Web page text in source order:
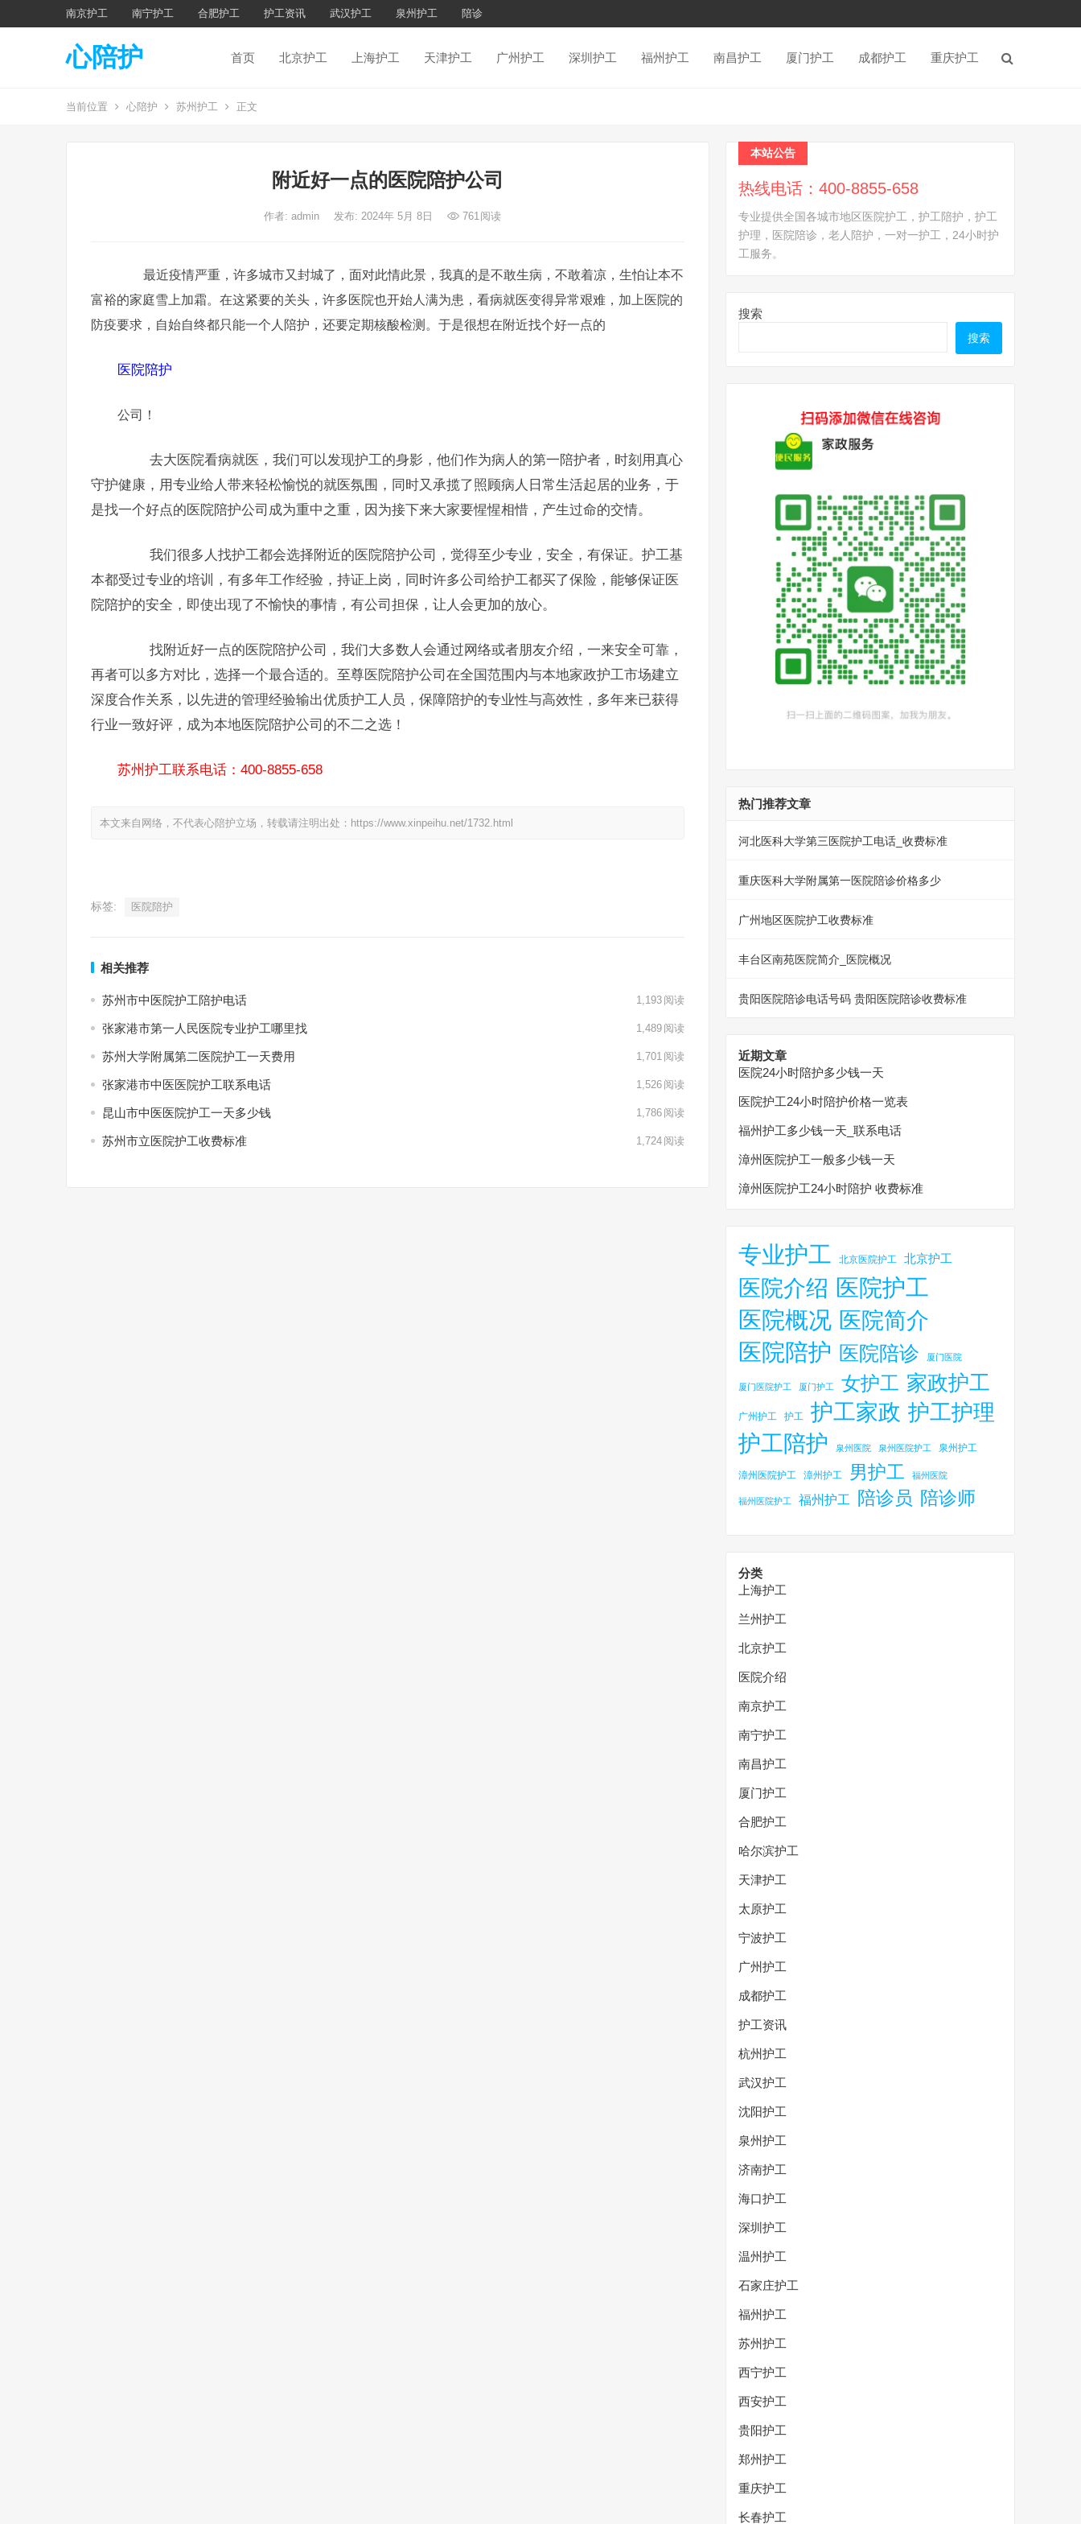
南京护工 南宁护工 合肥护工 护工资讯 武汉护工 泉州护工 陪诊
心陪护 首页 北京护工 上海护工 天津护工 广州护工 深圳护工 福州护工 南昌护工 厦门护工 成都护工 重庆护工
当前位置 心陪护 苏州护工 正文
附近好一点的医院陪护公司
作者: admin 发布: 2024年 5月 8日 761阅读
最近疫情严重，许多城市又封城了，面对此情此景，我真的是不敢生病，不敢着凉，生怕让本不
富裕的家庭雪上加霜。在这紧要的关头，许多医院也开始人满为患，看病就医变得异常艰难，加上医院的
防疫要求，自始自终都只能一个人陪护，还要定期核酸检测。于是很想在附近找个好一点的
医院陪护
公司！
去大医院看病就医，我们可以发现护工的身影，他们作为病人的第一陪护者，时刻用真心
守护健康，用专业给人带来轻松愉悦的就医氛围，同时又承揽了照顾病人日常生活起居的业务，于
是找一个好点的医院陪护公司成为重中之重，因为接下来大家要惺惺相惜，产生过命的交情。
我们很多人找护工都会选择附近的医院陪护公司，觉得至少专业，安全，有保证。护工基
本都受过专业的培训，有多年工作经验，持证上岗，同时许多公司给护工都买了保险，能够保证医
院陪护的安全，即使出现了不愉快的事情，有公司担保，让人会更加的放心。
找附近好一点的医院陪护公司，我们大多数人会通过网络或者朋友介绍，一来安全可靠，
再者可以多方对比，选择一个最合适的。至尊医院陪护公司在全国范围内与本地家政护工市场建立
深度合作关系，以先进的管理经验输出优质护工人员，保障陪护的专业性与高效性，多年来已获得
行业一致好评，成为本地医院陪护公司的不二之选！
苏州护工联系电话：400-8855-658
本文来自网络，不代表心陪护立场，转载请注明出处：https://www.xinpeihu.net/1732.html
标签: 医院陪护
相关推荐
苏州市中医院护工陪护电话 1,193 阅读
张家港市第一人民医院专业护工哪里找 1,489 阅读
苏州大学附属第二医院护工一天费用 1,701 阅读
张家港市中医医院护工联系电话 1,526 阅读
昆山市中医医院护工一天多少钱 1,786 阅读
苏州市立医院护工收费标准 1,724 阅读
本站公告
热线电话：400-8855-658
专业提供全国各城市地区医院护工，护工陪护，护工
护理，医院陪诊，老人陪护，一对一护工，24小时护
工服务。
搜索
搜索
热门推荐文章
河北医科大学第三医院护工电话_收费标准
重庆医科大学附属第一医院陪诊价格多少
广州地区医院护工收费标准
丰台区南苑医院简介_医院概况
贵阳医院陪诊电话号码 贵阳医院陪诊收费标准
近期文章
医院24小时陪护多少钱一天
医院护工24小时陪护价格一览表
福州护工多少钱一天_联系电话
漳州医院护工一般多少钱一天
漳州医院护工24小时陪护 收费标准
专业护工 北京医院护工 北京护工
医院介绍 医院护工
医院概况 医院简介
医院陪护 医院陪诊 厦门医院
厦门医院护工 厦门护工 女护工 家政护工
广州护工 护工 护工家政 护工护理
护工陪护
泉州医院 泉州医院护工 泉州护工
漳州医院护工 漳州护工 男护工 福州医院
福州医院护工 福州护工 陪诊员 陪诊师
分类
上海护工
兰州护工
北京护工
医院介绍
南京护工
南宁护工
南昌护工
厦门护工
合肥护工
哈尔滨护工
天津护工
太原护工
宁波护工
广州护工
成都护工
护工资讯
杭州护工
武汉护工
沈阳护工
泉州护工
济南护工
海口护工
深圳护工
温州护工
石家庄护工
福州护工
苏州护工
西宁护工
西安护工
贵阳护工
郑州护工
重庆护工
长春护工